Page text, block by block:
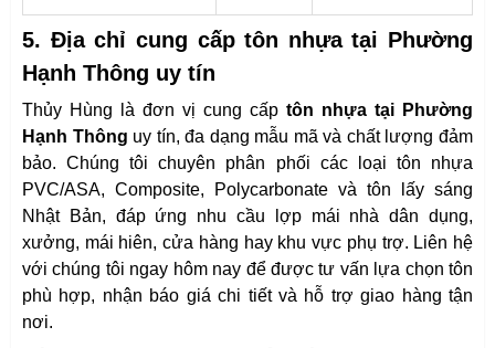
5. Địa chỉ cung cấp tôn nhựa tại Phường
Hạnh Thông uy tín
Thủy Hùng là đơn vị cung cấp tôn nhựa tại Phường
Hạnh Thông uy tín, đa dạng mẫu mã và chất lượng đảm
bảo. Chúng tôi chuyên phân phối các loại tôn nhựa
PVC/ASA, Composite, Polycarbonate và tôn lấy sáng
Nhật Bản, đáp ứng nhu cầu lợp mái nhà dân dụng,
xưởng, mái hiên, cửa hàng hay khu vực phụ trợ. Liên hệ
với chúng tôi ngay hôm nay để được tư vấn lựa chọn tôn
phù hợp, nhận báo giá chi tiết và hỗ trợ giao hàng tận
nơi.